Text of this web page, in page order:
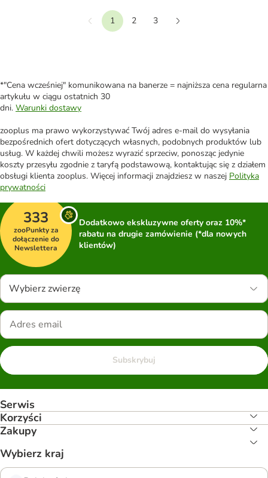
Wstecz1 2
3
*"Cena wcześniej" komunikowana na banerze = najniższa cena regularna
artykułu w ciągu ostatnich 30
dni. Warunki dostawy
zooplus ma prawo wykorzystywać Twój adres e-mail do wysyłania
bezpośrednich ofert dotyczących własnych, podobnych produktów lub
usług. W każdej chwili możesz wyrazić sprzeciw, ponosząc jedynie
koszty przesyłu zgodnie z taryfą podstawową, kontaktując się z działem
obsługi klienta zooplus. Więcej informacji znajdziesz w naszej Polityka
prywatności
333
zooPunkty za
dołączenie do
Newslettera
Dodatkowo ekskluzywne oferty oraz 10%*
rabatu na drugie zamówienie (*dla nowych
klientów)
Wybierz zwierzę
Subskrybuj
Serwis
Korzyści
Zakupy
Wybierz kraj